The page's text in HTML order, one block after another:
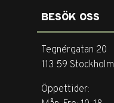
BESÖK OSS
Tegnérgatan 20
113 59 Stockholm
Öppettider: